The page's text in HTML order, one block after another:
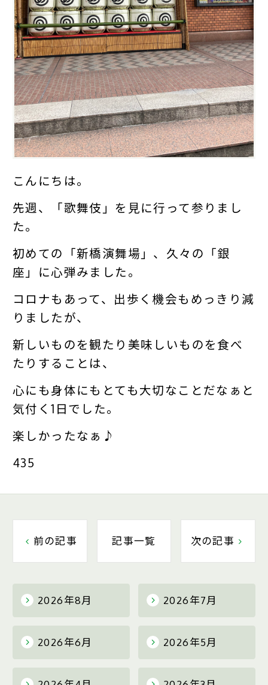
2026年8月 2026年7月
2026年6月 2026年5月
こんにちは。
先週、「歌舞伎」を見に行って参りまし
た。
初めての「新橋演舞場」、久々の「銀
座」に心弾みました。
コロナもあって、出歩く機会もめっきり減
りましたが、
新しいものを観たり美味しいものを食べ
たりすることは、
心にも身体にもとても大切なことだなぁと
気付く1日でした。
楽しかったなぁ♪
435
前の記事 記事一覧 次の記事